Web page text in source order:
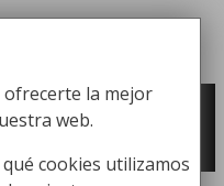
y comercialización de
para la higiene industrial
de productos
la mejor
web.
cookies utilizamos